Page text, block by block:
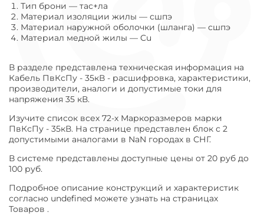
Тип брони — тас+ла
Материал изоляции жилы — сшпэ
Материал наружной оболочки (шланга) — сшпэ
Материал медной жилы — Cu
В разделе представлена техническая информация на
Кабель ПвКсПу - 35кВ - расшифровка, характеристики,
производители, аналоги и допустимые токи для
напряжения 35 кВ.
Изучите список всех 72-х Маркоразмеров марки
ПвКсПу - 35кВ. На странице представлен блок с 2
допустимыми аналогами в NaN городах в СНГ.
В системе представлены доступные цены от 20 руб до
100 руб.
Подробное описание конструкций и характеристик
согласно undefined можете узнать на страницах
Товаров .